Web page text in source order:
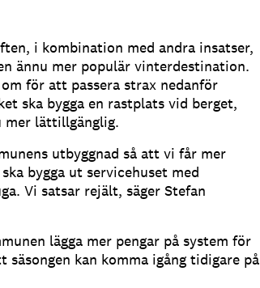
i kombination med andra insatser,
ännu mer populär vinterdestination.
för att passera strax nedanför
ska bygga en rastplats vid berget,
mer lättillgänglig.
utbyggnad så att vi får mer
bygga ut servicehuset med
Vi satsar rejält, säger Stefan
lägga mer pengar på system för
säsongen kan komma igång tidigare på